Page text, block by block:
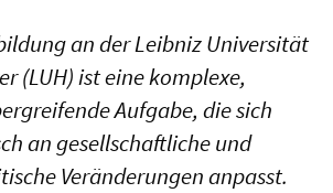
an der Leibniz Universität
(LUH) ist eine komplexe,
Aufgabe, die sich
an gesellschaftliche und
Veränderungen anpasst.